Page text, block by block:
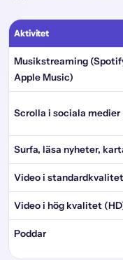
Aktivitet
Musikstreaming
Apple Music)
Scrolla i sociala medier
Surfa, läsa nyheter,
Video i
Video i hög kvalitet
Poddar